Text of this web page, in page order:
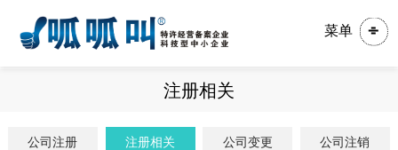
菜单
注册相关
公司注册 注册相关 公司变更 公司注销